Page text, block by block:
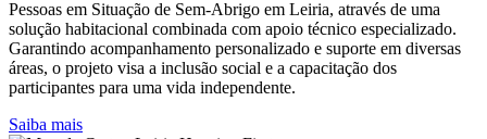
Pessoas em Situação de Sem-Abrigo em Leiria, através de uma
solução habitacional combinada com apoio técnico especializado.
Garantindo acompanhamento personalizado e suporte em diversas
áreas, o projeto visa a inclusão social e a capacitação dos
participantes para uma vida independente.
Saiba mais